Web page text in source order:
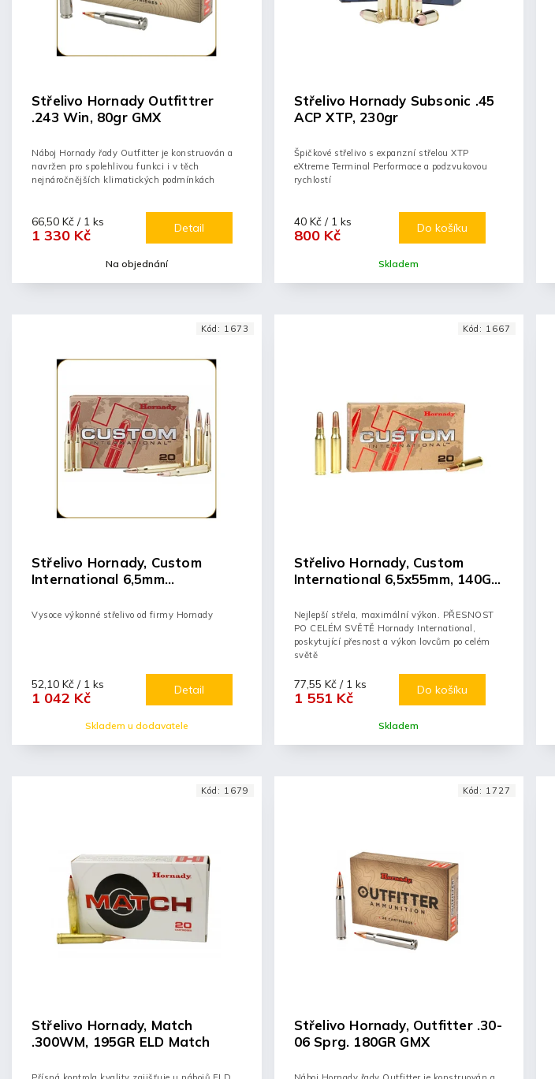
Střelivo Hornady Outfittrer
.243 Win, 80gr GMX
Na objednání
1 330 Kč
66,50 Kč / 1 ks Detail
Náboj Hornady řady Outfitter je konstruován a
navržen pro spolehlivou funkci i v těch
nejnáročnějších klimatických podmínkách
Střelivo Hornady Subsonic .45
ACP XTP, 230gr
Skladem
800 Kč
40 Kč / 1 ks Do košíku
Špičkové střelivo s expanzní střelou XTP
eXtreme Terminal Performace a podzvukovou
rychlostí
Střelivo Hornady, Custom
International 6,5mm
Skladem u dodavatele
1 042 Kč
52,10 Kč / 1 ks Detail
Vysoce výkonné střelivo od firmy Hornady
Kód: 1673
Střelivo Hornady, Custom
International 6,5x55mm, 140GR
Skladem
1 551 Kč
77,55 Kč / 1 ks Do košíku
Nejlepší střela, maximální výkon. PŘESNOST
PO CELÉM SVĚTĚ Hornady International,
poskytující přesnost a výkon lovcům po celém
světě
Kód: 1667
Střelivo Hornady, Match
.300WM, 195GR ELD Match
Kód: 1679
Střelivo Hornady, Outfitter .30-
06 Sprg. 180GR GMX
Kód: 1727